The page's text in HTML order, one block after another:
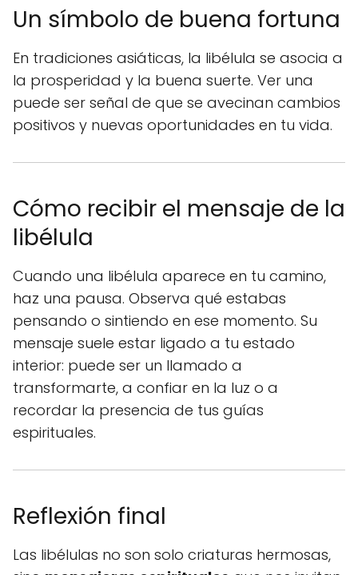
Un símbolo de buena fortuna
En tradiciones asiáticas, la libélula se asocia a
la prosperidad y la buena suerte. Ver una
puede ser señal de que se avecinan cambios
positivos y nuevas oportunidades en tu vida.
Cómo recibir el mensaje de la
libélula
Cuando una libélula aparece en tu camino,
haz una pausa. Observa qué estabas
pensando o sintiendo en ese momento. Su
mensaje suele estar ligado a tu estado
interior: puede ser un llamado a
transformarte, a confiar en la luz o a
recordar la presencia de tus guías
espirituales.
Reflexión final
Las libélulas no son solo criaturas hermosas,